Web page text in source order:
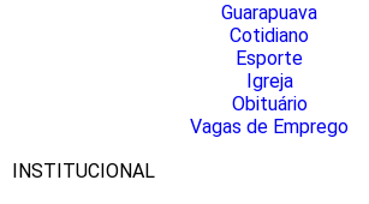
Guarapuava
Cotidiano
Esporte
Igreja
Obituário
Vagas de Emprego
INSTITUCIONAL